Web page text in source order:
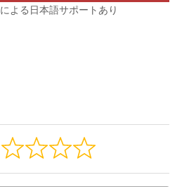
よる日本語サポートあり